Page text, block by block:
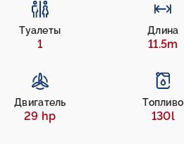
Туалеты
1
Длина
11.5m
Двигатель
29 hp
Топливо
130l